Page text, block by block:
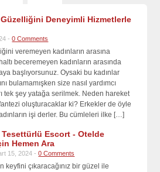
Deneyimli Hizmetlerle
-0 Comments
veremeyen kadınların arasına
beceremeyen kadınların arasında
başlıyorsunuz. Oysaki bu kadınlar
bulamamışken size nasıl yardımcı
tek şey yatağa serilmek. Neden hareket
oluşturacaklar ki? Erkekler de öyle
işi derler. Bu cümleleri ilke […]
Tesettürlü Escort - Otelde
Hemen Ara
15, 2024 -0 Comments
keyfini çıkaracağınız bir güzel ile